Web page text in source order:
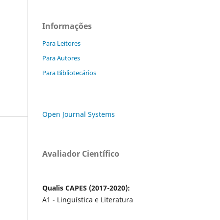
Informações
Para Leitores
Para Autores
Para Bibliotecários
Open Journal Systems
Avaliador Científico
Qualis CAPES (2017-2020):
A1 - Linguística e Literatura